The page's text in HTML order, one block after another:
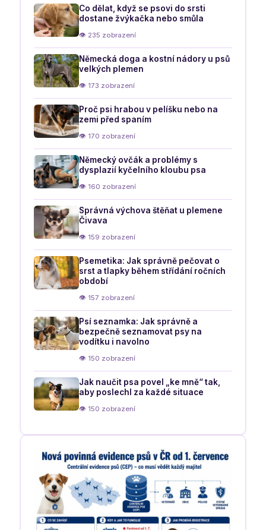
Co dělat, když se psovi do srsti
dostane žvýkačka nebo smůla
👁 235 zobrazení
Německá doga a kostní nádory u psů
velkých plemen
👁 173 zobrazení
Proč psi hrabou v pelíšku nebo na
zemi před spaním
👁 170 zobrazení
Německý ovčák a problémy s
dysplazií kyčelního kloubu psa
👁 160 zobrazení
Správná výchova štěňat u plemene
Čivava
👁 159 zobrazení
Psemetika: Jak správně pečovat o
srst a tlapky během střídání ročních
období
👁 157 zobrazení
Psí seznamka: Jak správně a
bezpečně seznamovat psy na
vodítku i navolno
👁 150 zobrazení
Jak naučit psa povel „ke mně“ tak,
aby poslechl za každé situace
👁 150 zobrazení